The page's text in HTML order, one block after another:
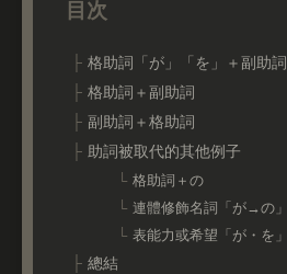
格助詞「が」「を」＋副助詞
格助詞＋副助詞
副助詞＋格助詞
助詞被取代的其他例子
格助詞＋の
連體修飾名詞「が→の」
表能力或希望「が・を」
總結